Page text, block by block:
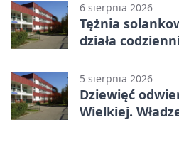
6 sierpnia 2026
Tężnia
działa
5 sierpnia 2026
Dziewięć
Wielkiej.